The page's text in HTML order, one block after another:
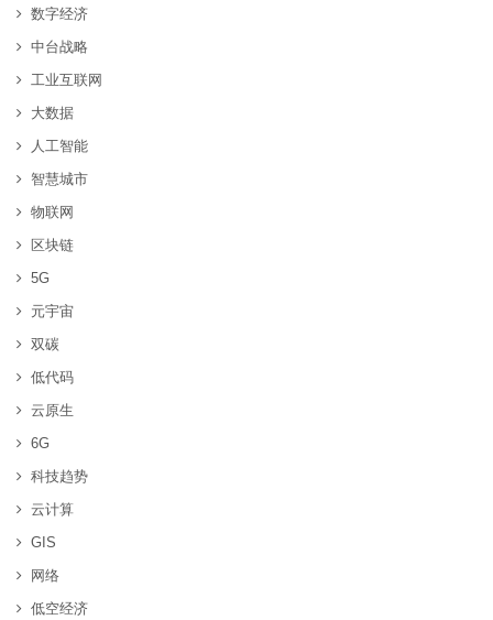
数字经济
中台战略
工业互联网
大数据
人工智能
智慧城市
物联网
区块链
5G
元宇宙
双碳
低代码
云原生
6G
科技趋势
云计算
GIS
网络
低空经济